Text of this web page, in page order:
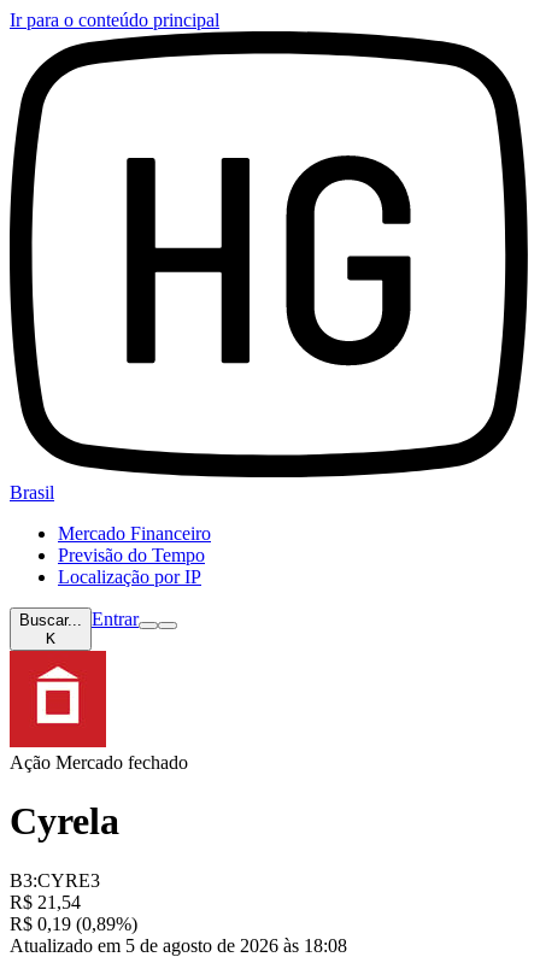
Ir para o conteúdo principal
Brasil
Mercado Financeiro
Previsão do Tempo
Localização por IP
Buscar...
K
Entrar
Ação Mercado fechado
Cyrela
B3:CYRE3
R$ 21,54
R$ 0,19 (0,89%)
Atualizado em 5 de agosto de 2026 às 18:08